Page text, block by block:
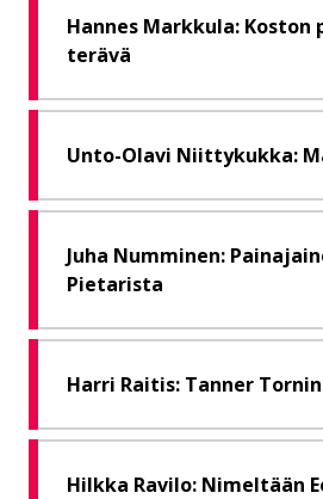
Hannes Markkula: Koston
terävä
Unto-Olavi Niittykukka:
Juha Numminen:
Pietarista
Harri Raitis: Tanner
Hilkka Ravilo: Nimeltään